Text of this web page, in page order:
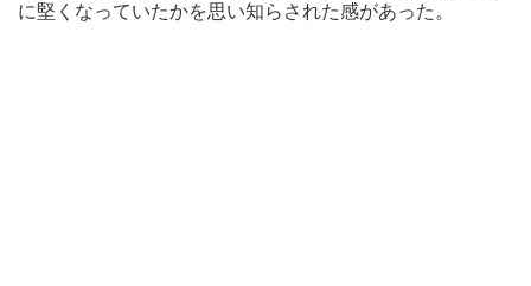
に堅くなっていたかを思い知らされた感があった。